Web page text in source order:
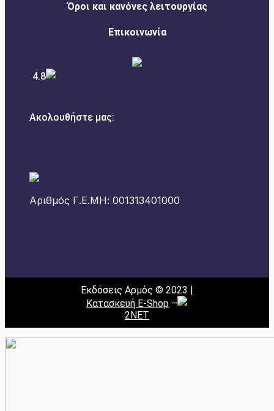
4.8
Όροι και κανόνες λειτουργίας
Επικοινωνία
Ακολουθήστε μας:
Αριθμός Γ.Ε.ΜΗ: 001313401000
Εκδόσεις Αρμός © 2023 |
Κατασκευή E-Shop –
2NET